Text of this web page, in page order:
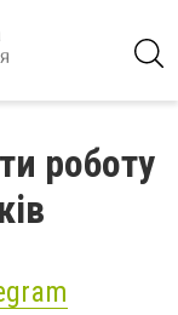
роботу